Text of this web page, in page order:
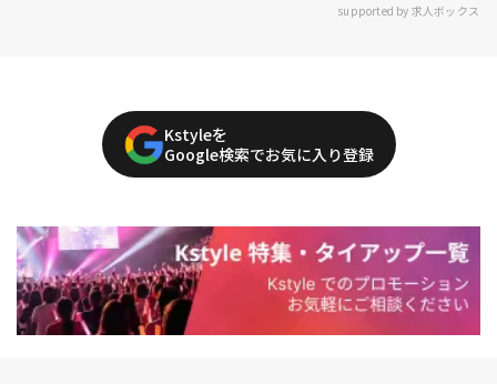
supported by 求人ボックス
Kstyleを
Google検索でお気に入り登録